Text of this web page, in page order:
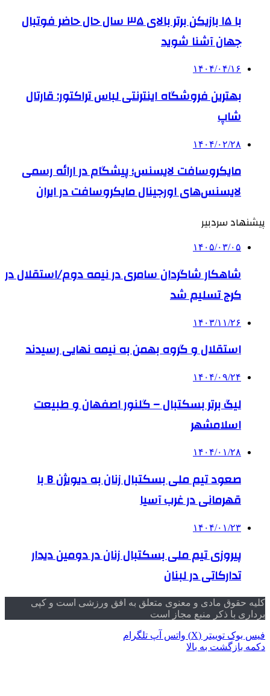
با ۱۵ بازیکن برتر بالای ۳۵ سال حال حاضر فوتبال
جهان آشنا شوید
۱۴۰۴/۰۴/۱۶
بهترین فروشگاه اینترنتی لباس تراکتور: قارتال
شاپ
۱۴۰۴/۰۲/۲۸
مایکروسافت لایسنس؛ پیشگام در ارائه رسمی
لایسنس‌های اورجینال مایکروسافت در ایران
پیشنهاد سردبیر
۱۴۰۵/۰۳/۰۵
شاهکار شاگردان سامری در نیمه دوم/استقلال در
کرج تسلیم شد
۱۴۰۳/۱۱/۲۶
استقلال و گروه بهمن به نیمه نهایی رسیدند
۱۴۰۴/۰۹/۲۴
لیگ برتر بسکتبال – گلنور اصفهان و طبیعت
اسلامشهر
۱۴۰۴/۰۱/۲۸
صعود تیم ملی بسکتبال زنان به دیویژن B با
قهرمانی در غرب آسیا
۱۴۰۴/۰۱/۲۳
پیروزی تیم ملی بسکتبال زنان در دومین دیدار
تدارکاتی در لبنان
کلیه حقوق مادی و معنوی متعلق به افق ورزشی است و کپی
برداری با ذکر منبع مجاز است
فیس بوک توییتر (X) واتس آپ تلگرام
دکمه بازگشت به بالا